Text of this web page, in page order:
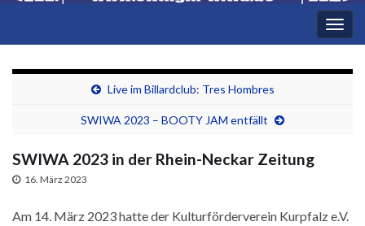
Live im Billardclub: Tres Hombres
SWIWA 2023 – BOOTY JAM entfällt
SWIWA 2023 in der Rhein-Neckar Zeitung
16. März 2023
Am 14. März 2023 hatte der Kulturförderverein Kurpfalz e.V.